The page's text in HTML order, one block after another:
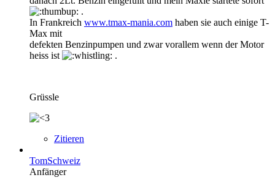
.
In Frankreich www.tmax-mania.com haben sie auch einige T-
Max mit
defekten Benzinpumpen und zwar vorallem wenn der Motor
heiss ist
.
Grüssle
Zitieren
TomSchweiz
Anfänger